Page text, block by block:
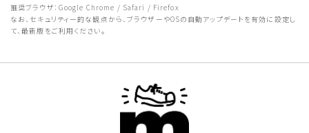
推奨ブラウザ：Google Chrome / Safari / Firefox
なお、セキュリティー的な観点から、ブラウザーやOSの自動アップデートを有効に設定し
て、最新版をご利用ください。